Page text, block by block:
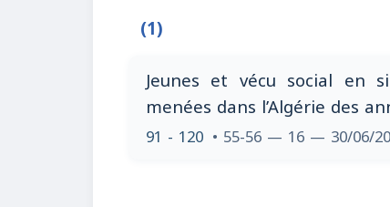
(1)
Jeunes et vécu social en
menées dans l’Algérie des
91 - 120 • 55-56 — 16 — 30/06/